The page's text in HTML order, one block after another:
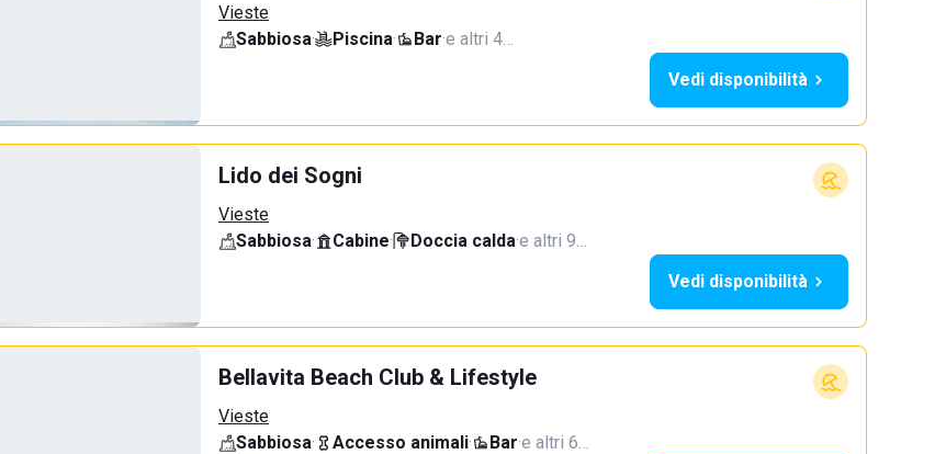
Vieste
Sabbiosa· Piscina· Bar·e altri 4…
Vedi disponibilità
Lido dei Sogni
Vieste
Sabbiosa· Cabine· Doccia calda·e altri 9…
Vedi disponibilità
Bellavita Beach Club & Lifestyle
Vieste
Sabbiosa· Accesso animali· Bar·e altri 6…